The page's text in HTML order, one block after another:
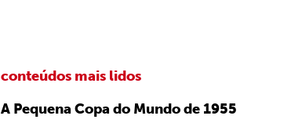
conteúdos mais lidos
A Pequena Copa do Mundo de 1955